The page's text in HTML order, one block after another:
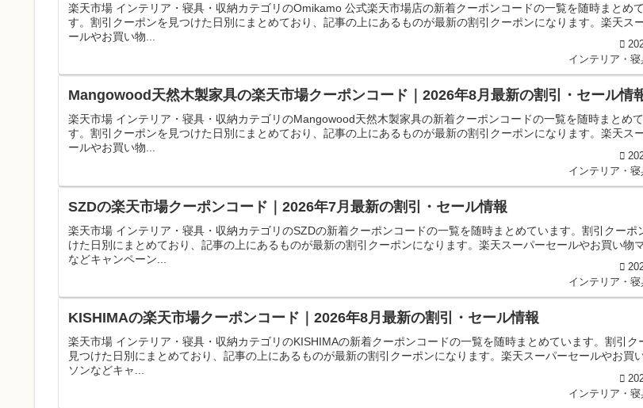
楽天市場 インテリア・寝具・収納カテゴリのOmikamo 公式楽天市場店の新着クーポンコードの一覧を随時まとめ
す。割引クーポンを見つけた日別にまとめており、記事の上にあるものが最新の割引クーポンになります。楽天ス
ールやお買い物...
インテリア・寝
Mangowood天然木製家具の楽天市場クーポンコード｜2026年8月最新の割引・セール情
楽天市場 インテリア・寝具・収納カテゴリのMangowood天然木製家具の新着クーポンコードの一覧を随時まとめ
す。割引クーポンを見つけた日別にまとめており、記事の上にあるものが最新の割引クーポンになります。楽天ス
ールやお買い物...
インテリア・寝
SZDの楽天市場クーポンコード｜2026年7月最新の割引・セール情報
楽天市場 インテリア・寝具・収納カテゴリのSZDの新着クーポンコードの一覧を随時まとめています。割引クーポ
けた日別にまとめており、記事の上にあるものが最新の割引クーポンになります。楽天スーパーセールやお買い物
などキャンペーン...
インテリア・寝
KISHIMAの楽天市場クーポンコード｜2026年8月最新の割引・セール情報
楽天市場 インテリア・寝具・収納カテゴリのKISHIMAの新着クーポンコードの一覧を随時まとめています。割引ク
見つけた日別にまとめており、記事の上にあるものが最新の割引クーポンになります。楽天スーパーセールやお買
ソンなどキャ...
インテリア・寝